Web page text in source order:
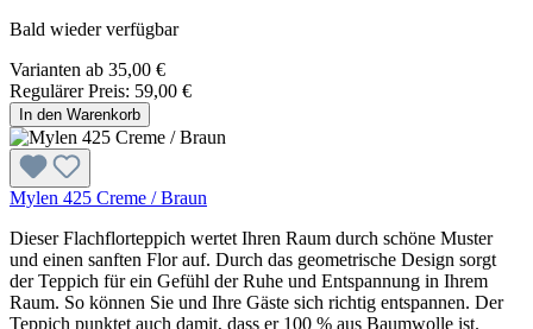
Bald wieder verfügbar
Varianten ab 35,00 €
Regulärer Preis: 59,00 €
In den Warenkorb
Mylen 425 Creme / Braun
Dieser Flachflorteppich wertet Ihren Raum durch schöne Muster
und einen sanften Flor auf. Durch das geometrische Design sorgt
der Teppich für ein Gefühl der Ruhe und Entspannung in Ihrem
Raum. So können Sie und Ihre Gäste sich richtig entspannen. Der
Teppich punktet auch damit, dass er 100 % aus Baumwolle ist.